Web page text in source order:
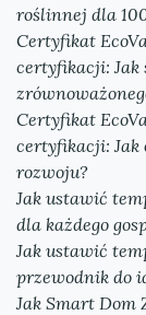
roślinnej dla
Certyfikat
certyfikacji: Jak
Certyfikat
certyfikacji: Jak
rozwoju?
Jak ustawić
dla każdego
Jak ustawić
przewodnik do
Jak Smart Dom